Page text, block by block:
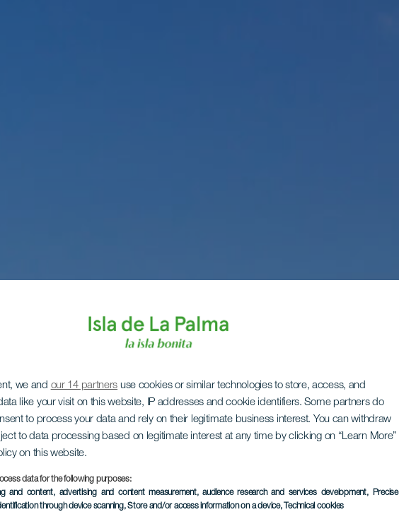
we and our 14 partners use cookies or similar technologies to store, access, and
like your visit on this website, IP addresses and cookie identifiers. Some partners do
to process your data and rely on their legitimate business interest. You can withdraw
to data processing based on legitimate interest at any time by clicking on “Learn More”
on this website.
data for the following purposes:
and content, advertising and content measurement, audience research and services development, Precise
through device scanning, Store and/or access information on a device, Technical cookies